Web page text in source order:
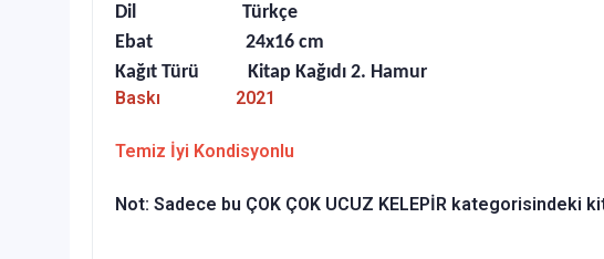
Dil Türkçe
Ebat 24x16 cm
Kağıt Türü Kitap Kağıdı 2. Hamur
Baskı 2021
Temiz İyi Kondisyonlu
Not: Sadece bu ÇOK ÇOK UCUZ KELEPİR kategorisindeki